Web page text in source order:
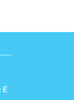
*****
E